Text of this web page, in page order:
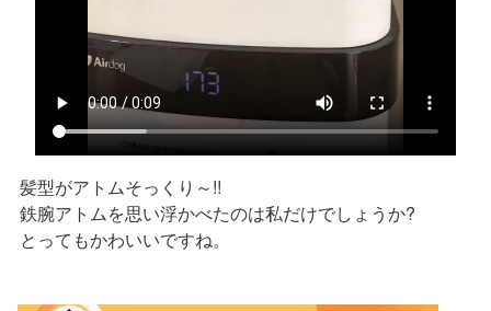
髪型がアトムそっくり～!!
鉄腕アトムを思い浮かべたのは私だけでしょうか?
とってもかわいいですね。